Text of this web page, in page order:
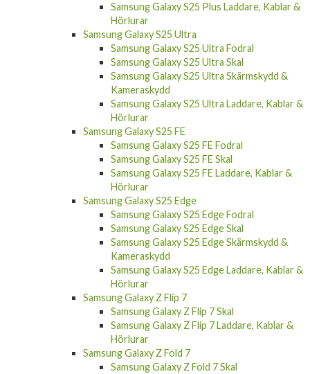
Samsung Galaxy S25 Plus Laddare, Kablar &
Hörlurar
Samsung Galaxy S25 Ultra
Samsung Galaxy S25 Ultra Fodral
Samsung Galaxy S25 Ultra Skal
Samsung Galaxy S25 Ultra Skärmskydd &
Kameraskydd
Samsung Galaxy S25 Ultra Laddare, Kablar &
Hörlurar
Samsung Galaxy S25 FE
Samsung Galaxy S25 FE Fodral
Samsung Galaxy S25 FE Skal
Samsung Galaxy S25 FE Laddare, Kablar &
Hörlurar
Samsung Galaxy S25 Edge
Samsung Galaxy S25 Edge Fodral
Samsung Galaxy S25 Edge Skal
Samsung Galaxy S25 Edge Skärmskydd &
Kameraskydd
Samsung Galaxy S25 Edge Laddare, Kablar &
Hörlurar
Samsung Galaxy Z Flip 7
Samsung Galaxy Z Flip 7 Skal
Samsung Galaxy Z Flip 7 Laddare, Kablar &
Hörlurar
Samsung Galaxy Z Fold 7
Samsung Galaxy Z Fold 7 Skal